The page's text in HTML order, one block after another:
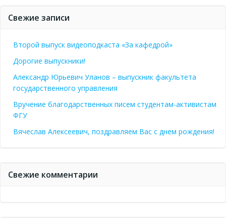
Свежие записи
Второй выпуск видеоподкаста «За кафедрой»
Дорогие выпускники!
Александр Юрьевич Уланов – выпускник факультета
государственного управления
Вручение благодарственных писем студентам-активистам
ФГУ
Вячеслав Алексеевич, поздравляем Вас с днем рождения!
Свежие комментарии